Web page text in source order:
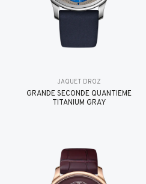
JAQUET DROZ
GRANDE SECONDE QUANTIÈME
TITANIUM GRAY